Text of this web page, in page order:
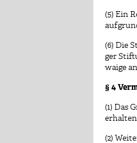
(5) Ein
(6) Die
ger
waige
§ 4
(1) Das
(2)